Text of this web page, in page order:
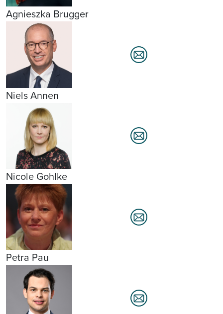
Agnieszka Brugger
Niels Annen
Nicole Gohlke
Petra Pau